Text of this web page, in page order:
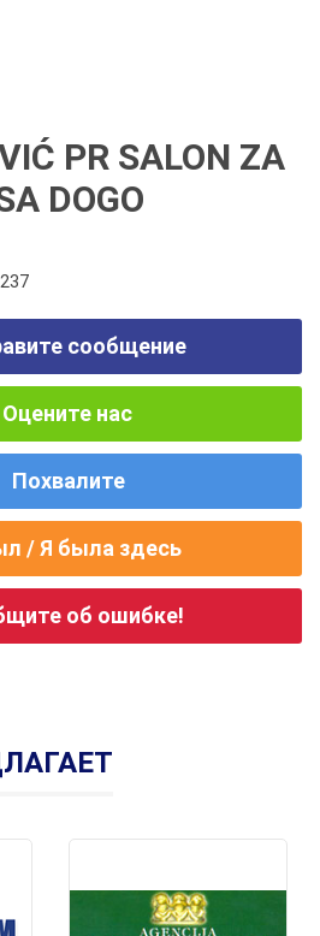
PR SALON ZA
DOGO
сообщение
Оцените нас
Похвалите
/ Я была здесь
об ошибке!